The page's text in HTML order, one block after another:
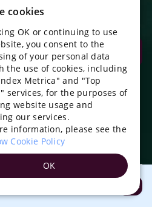
for purchases and reminders
the app
9, room 2/3
first order
get your promo
Open
ENGLISH
UKRAINIAN
PORTUGUESE
SPANISH
TURKISH
GERMAN
cookies
OK or continuing to use
you consent to the
of your personal data
the use of cookies, including
Metrica" and "Top
services, for the purposes of
website usage and
our services.
information, please see the
Cookie Policy
OK